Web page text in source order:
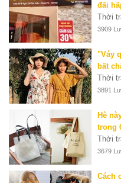
đãi
Thời
3909
"Váy
bất
Thời
3891
Hè
trong
Thời
3679
Cách